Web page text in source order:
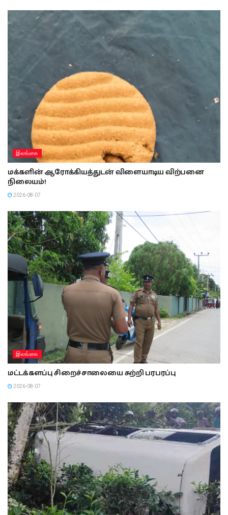
இலங்கை
மக்களின் ஆரோக்கியத்துடன் விளையாடிய விற்பனை
நிலையம்!
2026-08-07
இலங்கை
மட்டக்களப்பு சிறைச்சாலையை சுற்றி பரபரப்பு
2026-08-07